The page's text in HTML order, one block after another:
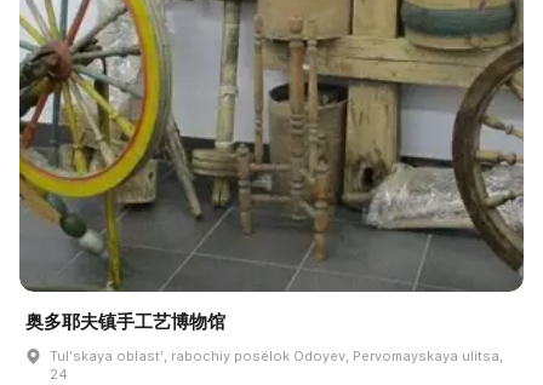
奥多耶夫镇手工艺博物馆
Tulʹskaya oblastʹ, rabochiy posëlok Odoyev, Pervomayskaya ulitsa,
24